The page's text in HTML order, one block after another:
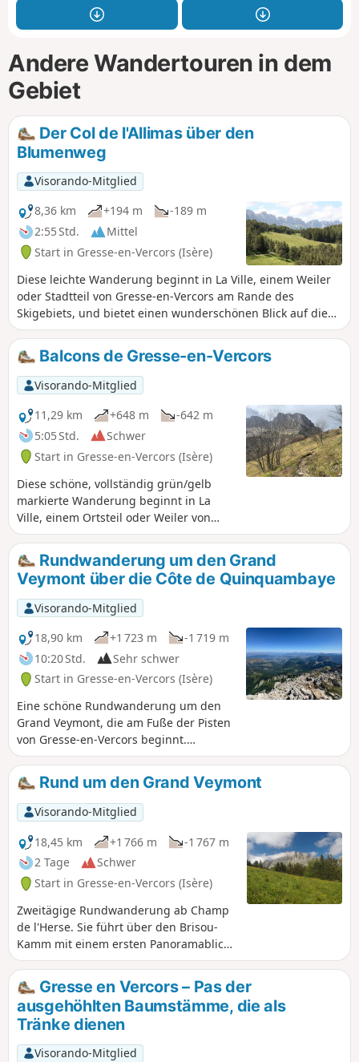
Andere Wandertouren in dem
Gebiet
Der Col de l'Allimas über den
Blumenweg
Visorando-Mitglied
8,36 km
+194 m
-189 m
2:55 Std.
Mittel
Start in Gresse-en-Vercors (Isère)
Diese leichte Wanderung beginnt in La Ville, einem Weiler
oder Stadtteil von Gresse-en-Vercors am Rande des
Skigebiets, und bietet einen wunderschönen Blick auf die
Felsenkette westlich von Gresse-en-Vercors sowie auf den
Mont Aiguille, wenn man sich am Col de l'Allimas befindet.
Ich habe diese Wanderung im Juni gemacht, die Flora war
üppig und es war ein wahrer Genuss.
Balcons de Gresse-en-Vercors
Visorando-Mitglied
11,29 km
+648 m
-642 m
5:05 Std.
Schwer
Start in Gresse-en-Vercors (Isère)
Diese schöne, vollständig grün/gelb
markierte Wanderung beginnt in La
Ville, einem Ortsteil oder Weiler von
Gresse-en-Vercors, und bietet einen
schönen Blick auf das Dorf und seine
Hochebene sowie auf den Grand
Veymont und den Mont de l'Aiguille. Im
Winter sollte sie jedoch aufgrund ihrer
Unbegehbarkeit unbedingt vermieden
werden.
Rundwanderung um den Grand
Veymont über die Côte de Quinquambaye
Visorando-Mitglied
18,90 km
+1 723 m
-1 719 m
10:20 Std.
Sehr schwer
Start in Gresse-en-Vercors (Isère)
Eine schöne Rundwanderung um den
Grand Veymont, die am Fuße der Pisten
von Gresse-en-Vercors beginnt.
Atemberaubende Landschaften
während der gesamten Wanderung.
Alle Wege sind sehr gut ausgeschilderte
GR®-Wanderwege, man kann sich
unmöglich verlaufen!
Rund um den Grand Veymont
Visorando-Mitglied
18,45 km
+1 766 m
-1 767 m
2 Tage
Schwer
Start in Gresse-en-Vercors (Isère)
Zweitägige Rundwanderung ab Champ
de l'Herse. Sie führt über den Brisou-
Kamm mit einem ersten Panoramablick,
bevor Sie den Grand Veymont (2341 m)
erreichen, der einen herrlichen Blick auf
die Hochebenen des Vercors, den Mont
Aiguille und das Tal bietet. Gute
Chancen, Steinböcke und Murmeltiere
zu beobachten.
Gresse en Vercors – Pas der
ausgehöhlten Baumstämme, die als
Tränke dienen
Visorando-Mitglied